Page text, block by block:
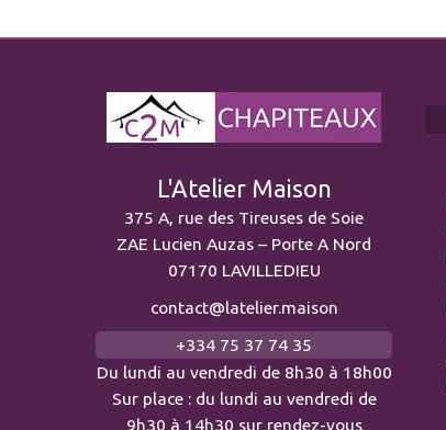
L'Atelier Maison
375 A, rue des Tireuses de Soie
ZAE Lucien Auzas – Porte A Nord
07170 LAVILLEDIEU
contact@latelier.maison
+334 75 37 74 35
Du lundi au vendredi de 8h30 à 18h00
Sur place : du lundi au vendredi de
9h30 à 14h30 sur rendez-vous